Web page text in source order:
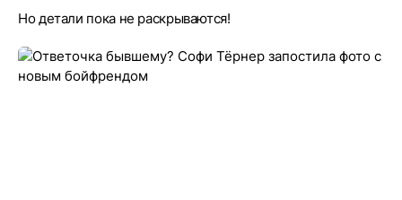
Но детали пока не раскрываются!